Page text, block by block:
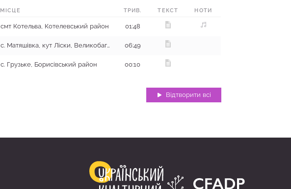
МІСЦЕ ТРИВ. ТЕКСТ НОТИ
смт Котельва, Котелевський район 01:48
с. Матяшівка, кут Ліски, Великобагачанський район 06:49
с. Грузьке, Борисівський район 00:10
Відтворити всі